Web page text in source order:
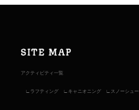
SITE MAP
アクティビティ一覧
ラフティング キャニオニング スノーシュー